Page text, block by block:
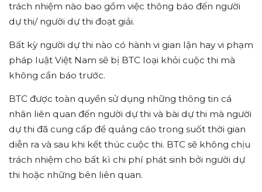
trách nhiệm nào bao gồm việc thông báo đến người
dự thi/ người dự thi đoạt giải.
Bất kỳ người dự thi nào có hành vi gian lận hay vi phạm
pháp luật Việt Nam sẽ bị BTC loại khỏi cuộc thi mà
không cần báo trước.
BTC được toàn quyền sử dụng những thông tin cá
nhân liên quan đến người dự thi và bài dự thi mà người
dự thi đã cung cấp để quảng cáo trong suốt thời gian
diễn ra và sau khi kết thúc cuộc thi. BTC sẽ không chịu
trách nhiệm cho bất kì chi phí phát sinh bởi người dự
thi hoặc những bên liên quan.